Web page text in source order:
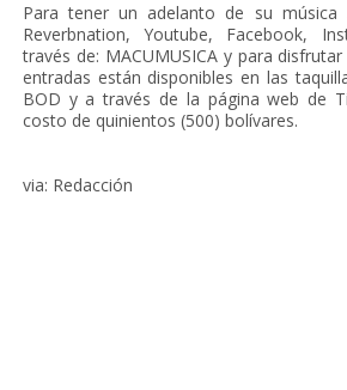
Para tener un adelanto de su música
Reverbnation, Youtube, Facebook,
través de: MACUMUSICA y para
entradas están disponibles en las
BOD y a través de la página web de
costo de quinientos (500) bolívares.
via: Redacción